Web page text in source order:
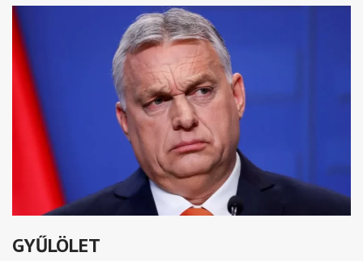
GYŰLÖLET